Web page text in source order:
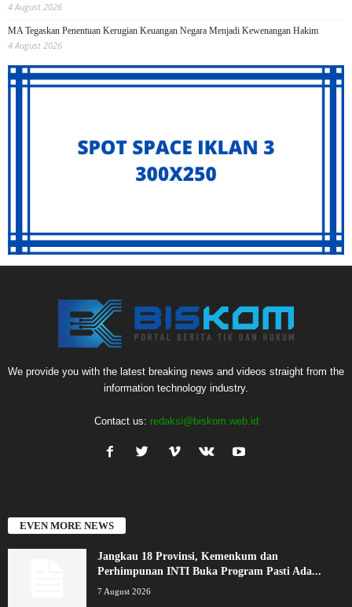
4 August 2026
MA Tegaskan Penentuan Kerugian Keuangan Negara Menjadi Kewenangan Hakim
4 August 2026
We provide you with the latest breaking news and videos straight from the
information technology industry.
Contact us: redaksi@biskom.web.id
EVEN MORE NEWS
Jangkau 18 Provinsi, Kemenkum dan
Perhimpunan INTI Buka Program Pasti Ada...
7 August 2026